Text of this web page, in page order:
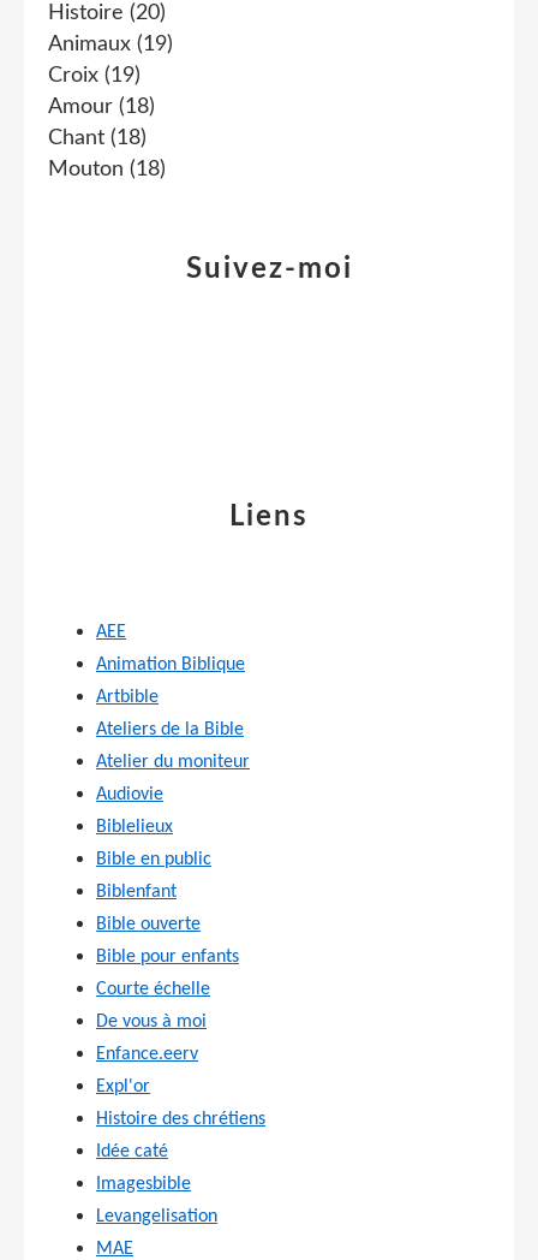
Histoire (20)
Animaux (19)
Croix (19)
Amour (18)
Chant (18)
Mouton (18)
Suivez-moi
Liens
AEE
Animation Biblique
Artbible
Ateliers de la Bible
Atelier du moniteur
Audiovie
Biblelieux
Bible en public
Biblenfant
Bible ouverte
Bible pour enfants
Courte échelle
De vous à moi
Enfance.eerv
Expl'or
Histoire des chrétiens
Idée caté
Imagesbible
Levangelisation
MAE